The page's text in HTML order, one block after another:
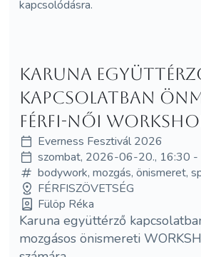
kapcsolódásra.
Karuna
kapcsolatban
férfi-női
Everness Fesztivál 2026
szombat, 2026-06-20., 16:30 -
bodywork, mozgás, önismeret,
FÉRFISZÖVETSÉG
Fülöp Réka
Karuna együttérző
mozgásos önismereti